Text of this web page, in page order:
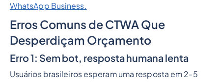
WhatsApp Business.
Erros Comuns de CTWA Que
Desperdiçam Orçamento
Erro 1: Sem bot, resposta humana lenta
Usuários brasileiros esperam uma resposta em 2-5